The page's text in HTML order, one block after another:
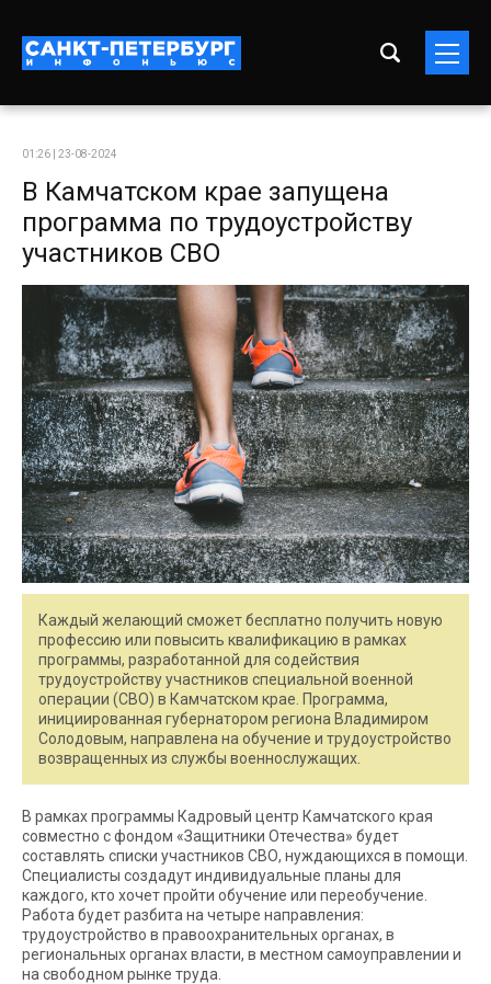
01:26 | 23-08-2024
В Камчатском крае запущена
программа по трудоустройству
участников СВО
Каждый желающий сможет бесплатно получить новую
профессию или повысить квалификацию в рамках
программы, разработанной для содействия
трудоустройству участников специальной военной
операции (СВО) в Камчатском крае. Программа,
инициированная губернатором региона Владимиром
Солодовым, направлена на обучение и трудоустройство
возвращенных из службы военнослужащих.
В рамках программы Кадровый центр Камчатского края
совместно с фондом «Защитники Отечества» будет
составлять списки участников СВО, нуждающихся в помощи.
Специалисты создадут индивидуальные планы для
каждого, кто хочет пройти обучение или переобучение.
Работа будет разбита на четыре направления:
трудоустройство в правоохранительных органах, в
региональных органах власти, в местном самоуправлении и
на свободном рынке труда.